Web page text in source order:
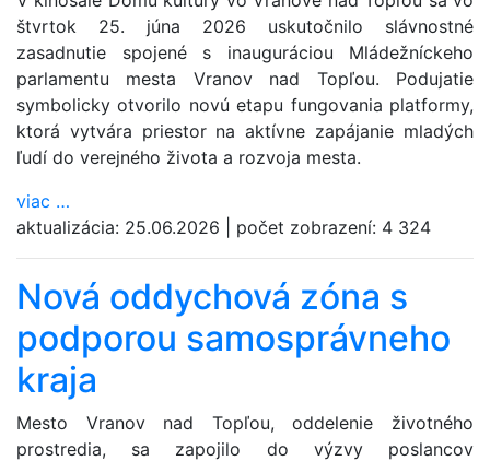
štvrtok 25. júna 2026 uskutočnilo slávnostné
zasadnutie spojené s inauguráciou Mládežníckeho
parlamentu mesta Vranov nad Topľou. Podujatie
symbolicky otvorilo novú etapu fungovania platformy,
ktorá vytvára priestor na aktívne zapájanie mladých
ľudí do verejného života a rozvoja mesta.
viac …
aktualizácia: 25.06.2026 počet zobrazení: 4 324
Nová oddychová zóna s
podporou samosprávneho
kraja
Mesto Vranov nad Topľou, oddelenie životného
prostredia, sa zapojilo do výzvy poslancov